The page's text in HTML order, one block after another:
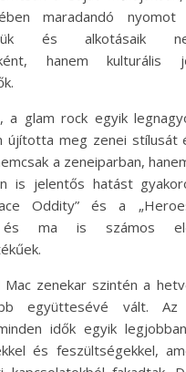
maradandó
és alkotásaik
hanem kulturális
a glam rock egyik
újította meg zenei stílusát
a zeneiparban,
is jelentős hatást
Oddity” és a
és ma is számos
zenekar szintén a
együttesévé vált.
idők egyik
és feszültségekkel,